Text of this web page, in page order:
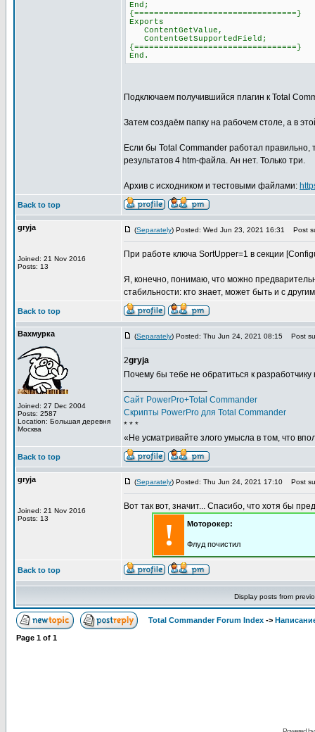
End;
{=================================}
Exports
ContentGetValue,
ContentGetSupportedField;
{=================================}
End.
Подключаем получившийся плагин к Total
Затем создаём папку на рабочем столе, а в
Если бы Total Commander работал правильно,
результатов 4 htm-файла. Ан нет. Только три.
Архив с исходником и тестовыми файлами:
Back to top
gryja
Joined: 21 Nov 2016
Posts: 13
(Separately) Posted: Wed Jun 23, 2021 16:31 Post
При работе ключа SortUpper=1 в секции
Я, конечно, понимаю, что можно
стабильности: кто знает, может быть и с
Back to top
Вахмурка
Joined: 27 Dec 2004
Posts: 2587
Location: Большая деревня
Москва
(Separately) Posted: Thu Jun 24, 2021 08:15 Post
2gryja
Почему бы тебе не обратиться к
Сайт PowerPro+Total Commander
Скрипты PowerPro для Total Commander
* * *
«Не усматривайте злого умысла в том, что
Back to top
gryja
Joined: 21 Nov 2016
Posts: 13
(Separately) Posted: Thu Jun 24, 2021 17:10 Post
Вот так вот, значит... Спасибо, что хотя бы
! Моторокер:
Флуд почистил
Back to top
Display posts from
Total Commander Forum Index ->
Page 1 of 1